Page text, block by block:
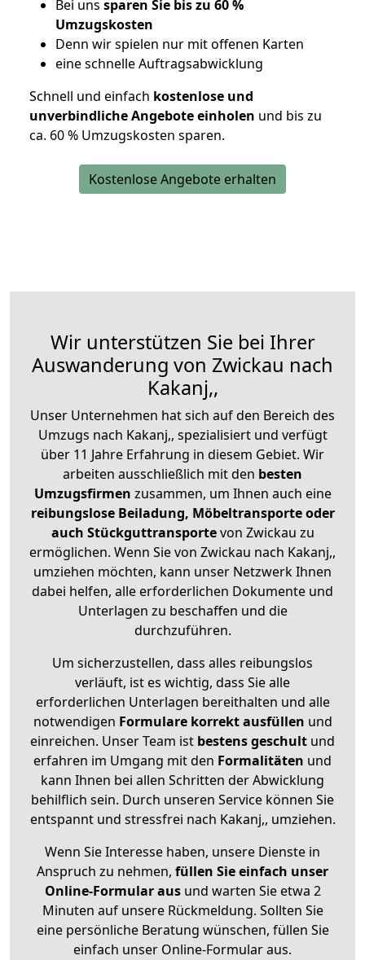
Bei uns sparen Sie bis zu 60 %
Umzugskosten
Denn wir spielen nur mit offenen Karten
eine schnelle Auftragsabwicklung
Schnell und einfach kostenlose und
unverbindliche Angebote einholen und bis zu
ca. 60 % Umzugskosten sparen.
Kostenlose Angebote erhalten
Wir unterstützen Sie bei Ihrer
Auswanderung von Zwickau nach
Kakanj,,
Unser Unternehmen hat sich auf den Bereich des
Umzugs nach Kakanj,, spezialisiert und verfügt
über 11 Jahre Erfahrung in diesem Gebiet. Wir
arbeiten ausschließlich mit den besten
Umzugsfirmen zusammen, um Ihnen auch eine
reibungslose Beiladung, Möbeltransporte oder
auch Stückguttransportevon Zwickau zu
ermöglichen. Wenn Sie von Zwickau nach Kakanj,,
umziehen möchten, kann unser Netzwerk Ihnen
dabei helfen, alle erforderlichen Dokumente und
Unterlagen zu beschaffen und die
durchzuführen.
Um sicherzustellen, dass alles reibungslos
verläuft, ist es wichtig, dass Sie alle
erforderlichen Unterlagen bereithalten und alle
notwendigen Formulare korrekt ausfüllen und
einreichen. Unser Team ist bestens geschult und
erfahren im Umgang mit den Formalitäten und
kann Ihnen bei allen Schritten der Abwicklung
behilflich sein. Durch unseren Service können Sie
entspannt und stressfrei nach Kakanj,, umziehen.
Wenn Sie Interesse haben, unsere Dienste in
Anspruch zu nehmen, füllen Sie einfach unser
Online-Formular ausund warten Sie etwa 2
Minuten auf unsere Rückmeldung. Sollten Sie
eine persönliche Beratung wünschen, füllen Sie
einfach unser Online-Formular aus.